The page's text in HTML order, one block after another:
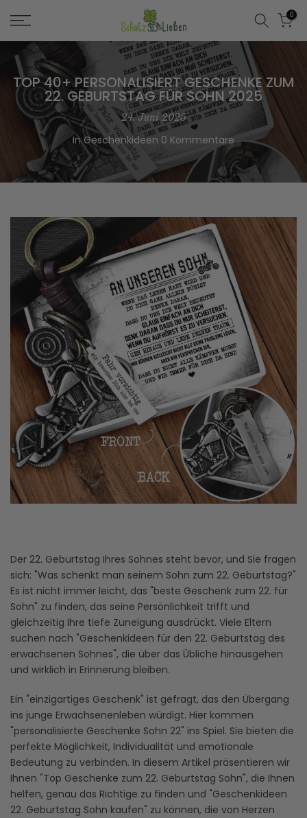
Zum
Inhalt
springen
0
TOP 40+ PERSONALISIERT GESCHENKE ZUM
22. GEBURTSTAG FÜR SOHN 2025
24. Juni 2025
InGeschenkideen 0 Kommentare
Der 22. Geburtstag Ihres Sohnes steht bevor, und Sie fragen
sich: "Was schenkt man seinem Sohn zum 22. Geburtstag?"
Es ist nicht immer leicht, das "beste Geschenk zum 22. für
Sohn" zu finden, das seine Persönlichkeit trifft und
gleichzeitig Ihre tiefe Zuneigung ausdrückt. Viele Eltern
suchen nach "Geschenkideen für den 22. Geburtstag des
erwachsenen Sohnes", die über das Übliche hinausgehen
und wirklich in Erinnerung bleiben.
Ein "einzigartiges Geschenk" ist gefragt, das den Übergang
ins junge Erwachsenenleben würdigt. Hier kommen
"personalisierte Geschenke Sohn 22" ins Spiel. Sie bieten die
perfekte Möglichkeit, Individualität und emotionale
Bedeutung zu verbinden. In diesem Artikel präsentieren wir
Ihnen "Top Geschenke zum 22. Geburtstag Sohn", die Ihnen
helfen, genau das Richtige zu finden und "Geschenkideen
22. Geburtstag Sohn kaufen" zu können, die von Herzen